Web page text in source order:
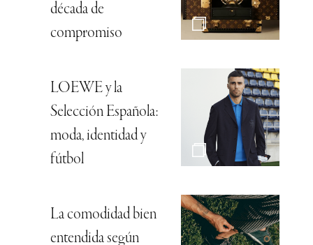
década de
compromiso
LOEWE y la
Selección Española:
moda, identidad y
fútbol
La comodidad bien
entendida según